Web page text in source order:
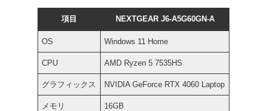
項目 NEXTGEAR J6-A5G60GN-A
OS Windows 11 Home
CPU AMD Ryzen 5 7535HS
グラフィックス NVIDIA GeForce RTX 4060 Laptop
メモリ 16GB